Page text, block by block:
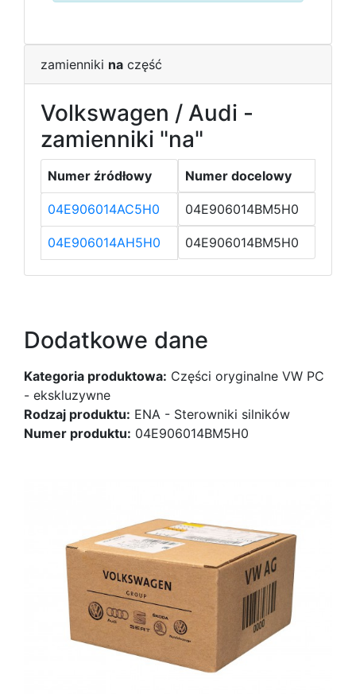
zamienniki na część
Volkswagen / Audi -
zamienniki "na"
Numer źródłowy Numer docelowy
04E906014AC5H0 04E906014BM5H0
04E906014AH5H0 04E906014BM5H0
Dodatkowe dane
Kategoria produktowa: Części oryginalne VW PC
- ekskluzywne
Rodzaj produktu: ENA - Sterowniki silników
Numer produktu: 04E906014BM5H0